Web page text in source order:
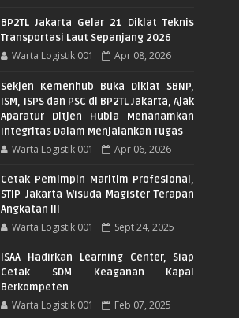
BP2TL Jakarta Gelar 21 Diklat Teknis
Transportasi Laut Sepanjang 2026
Warta Logistik 001 Apr 08, 2026
Sekjen Kemenhub Buka Diklat SBNP,
ISM, ISPS dan PSC di BP2TL Jakarta, Ajak
Aparatur Ditjen Hubla Menanamkan
Integritas Dalam Menjalankan Tugas
Warta Logistik 001 Apr 06, 2026
Cetak Pemimpin Maritim Profesional,
STIP Jakarta Wisuda Magister Terapan
Angkatan III
Warta Logistik 001 Sept 24, 2025
ISAA Hadirkan Learning Center, Siap
Cetak SDM Keaganan Kapal
Berkompeten
Warta Logistik 001 Feb 07, 2025